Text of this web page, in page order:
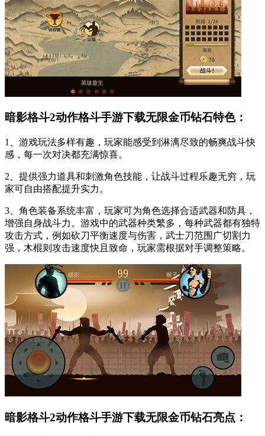
暗影格斗2动作格斗手游下载无限金币钻石特色：
1、游戏玩法多样有趣，玩家能感受到淋漓尽致的畅爽战斗快
感，每一次对决都充满惊喜。
2、提供强力道具和刺激角色技能，让战斗过程乐趣无穷，玩
家可自由搭配提升实力。
3、角色装备系统丰富，玩家可为角色选择合适武器和防具，
增强自身战斗力。游戏中的武器种类繁多，每种武器都有独特
攻击方式，例如砍刀平衡速度与伤害，武士刀范围广切割力
强，木棍则攻击速度快且致命，玩家需根据对手调整策略。
暗影格斗2动作格斗手游下载无限金币钻石亮点：